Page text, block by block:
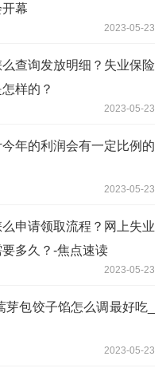
幕
2023-05-23
查询发放明细？失业保险
样的？
2023-05-23
年的利润会有一定比例的
2023-05-23
申请领取流程？网上失业
多久？-焦点速读
2023-05-23
芽包饺子馅怎么调最好吃_
2023-05-23